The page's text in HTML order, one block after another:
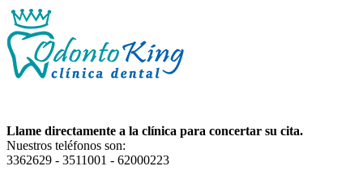
Llame directamente a la clínica para concertar su cita.
Nuestros teléfonos son:
3362629 - 3511001 - 62000223